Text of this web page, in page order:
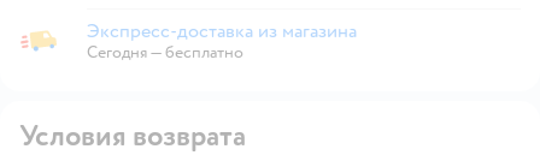
Экспресс-доставка из магазина
Экспресс-доставка из магазина
Сегодня—бесплатно
Условия возврата